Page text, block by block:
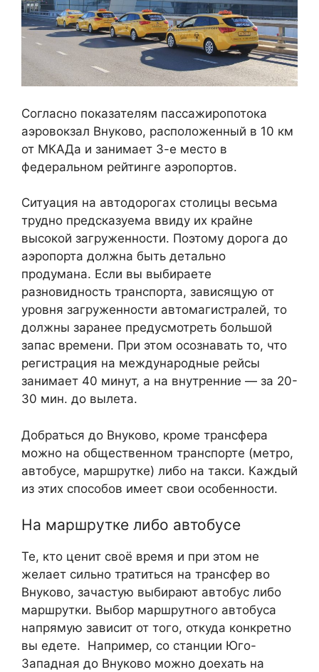
Согласно показателям пассажиропотока
аэровокзал Внуково, расположенный в 10 км
от МКАДа и занимает 3-е место в
федеральном рейтинге аэропортов.
Ситуация на автодорогах столицы весьма
трудно предсказуема ввиду их крайне
высокой загруженности. Поэтому дорога до
аэропорта должна быть детально
продумана. Если вы выбираете
разновидность транспорта, зависящую от
уровня загруженности автомагистралей, то
должны заранее предусмотреть большой
запас времени. При этом осознавать то, что
регистрация на международные рейсы
занимает 40 минут, а на внутренние — за 20-
30 мин. до вылета.
Добраться до Внуково, кроме трансфера
можно на общественном транспорте (метро,
автобусе, маршрутке) либо на такси. Каждый
из этих способов имеет свои особенности.
На маршрутке либо автобусе
Те, кто ценит своё время и при этом не
желает сильно тратиться на трансфер во
Внуково, зачастую выбирают автобус либо
маршрутки. Выбор маршрутного автобуса
напрямую зависит от того, откуда конкретно
вы едете. Например, со станции Юго-
Западная до Внуково можно доехать на